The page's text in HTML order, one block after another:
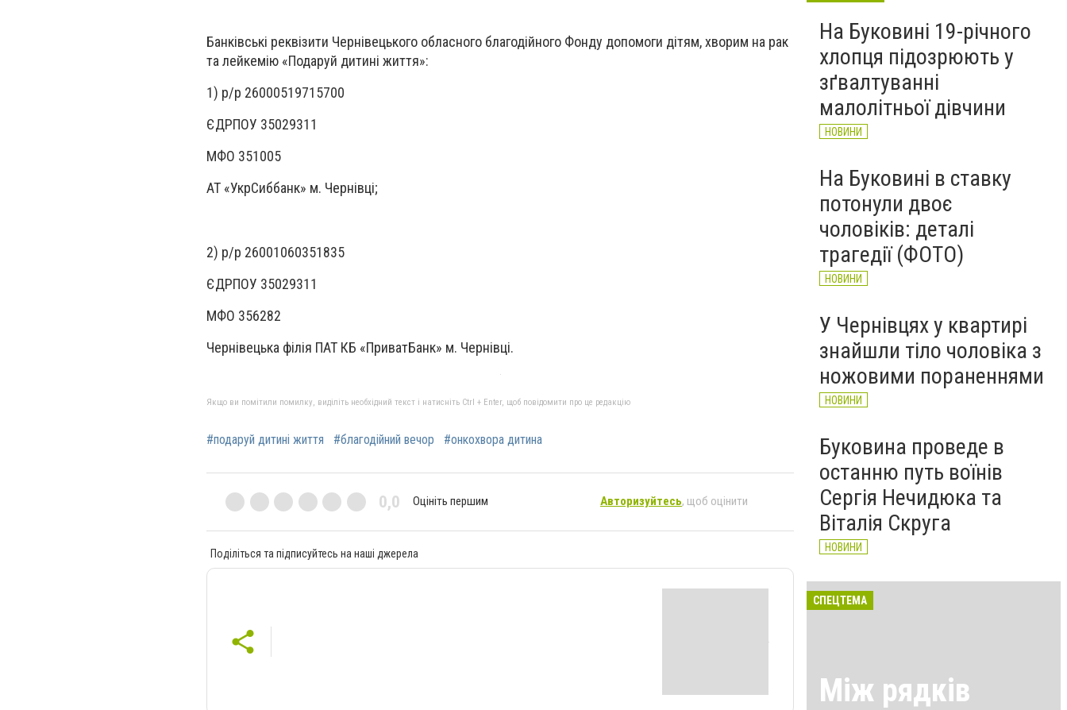
Банківські реквізити Чернівецького обласного благодійного Фонду допомоги дітям, хворим на рак
та лейкемію «Подаруй дитині життя»:
1) р/р 26000519715700
ЄДРПОУ 35029311
МФО 351005
АТ «УкрСиббанк» м. Чернівці;
2) р/р 26001060351835
ЄДРПОУ 35029311
МФО 356282
Чернівецька філія ПАТ КБ «ПриватБанк» м. Чернівці.
Якщо ви помітили помилку, виділіть необхідний текст і натисніть Ctrl + Enter, щоб повідомити про це редакцію
#подаруй дитині життя #благодійний вечор #онкохвора дитина
0,0 Оцініть першим Авторизуйтесь, щоб оцінити
Поділіться та підписуйтесь на наші джерела
зафіксували новий
історичний температурний
максимум
НОВИНИ
ВчораНа Буковині 19-річного
хлопця підозрюють у
зґвалтуванні
малолітньої дівчини
НОВИНИ
На Буковині в ставку
потонули двоє
чоловіків: деталі
трагедії (ФОТО)
НОВИНИ
У Чернівцях у квартирі
знайшли тіло чоловіка з
ножовими пораненнями
НОВИНИ
Буковина проведе в
останню путь воїнів
Сергія Нечидюка та
Віталія Скруга
НОВИНИ
СПЕЦТЕМА
Між рядків